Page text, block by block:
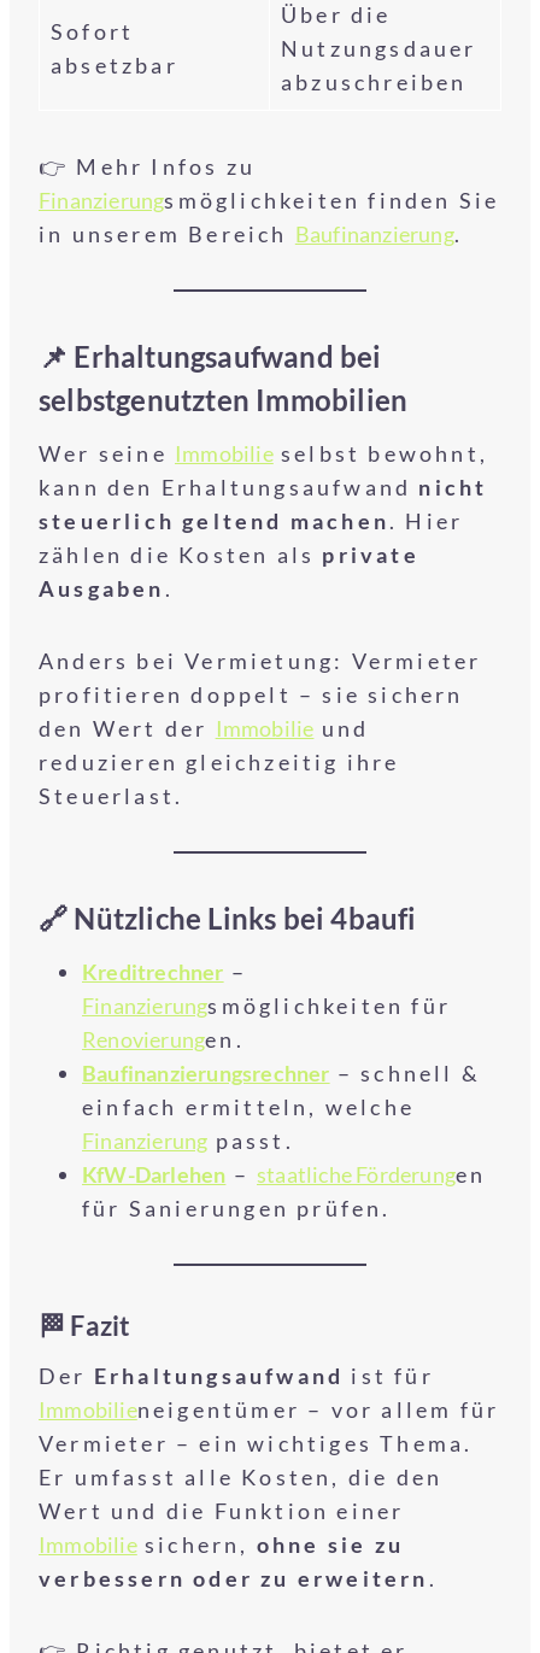
Sofort
absetzbar
Über die
Nutzungsdauer
abzuschreiben
👉 Mehr Infos zu
Finanzierungsmöglichkeiten finden Sie
in unserem Bereich Baufinanzierung.
📌 Erhaltungsaufwand bei
selbstgenutzten Immobilien
Wer seine Immobilieselbst bewohnt,
kann den Erhaltungsaufwand nicht
steuerlich geltend machen. Hier
zählen die Kosten als private
Ausgaben .
Anders bei Vermietung: Vermieter
profitieren doppelt – sie sichern
den Wert der Immobilie und
reduzieren gleichzeitig ihre
Steuerlast.
🔗 Nützliche Links bei 4baufi
Kreditrechner –
Finanzierungsmöglichkeiten für
Renovierungen.
Baufinanzierungsrechner – schnell &
einfach ermitteln, welche
Finanzierung passt.
KfW-Darlehen –staatliche Förderungen
für Sanierungen prüfen.
🏁 Fazit
Der Erhaltungsaufwand ist für
Immobilieneigentümer – vor allem für
Vermieter – ein wichtiges Thema.
Er umfasst alle Kosten, die den
Wert und die Funktion einer
Immobiliesichern, ohne sie zu
verbessern oder zu erweitern .